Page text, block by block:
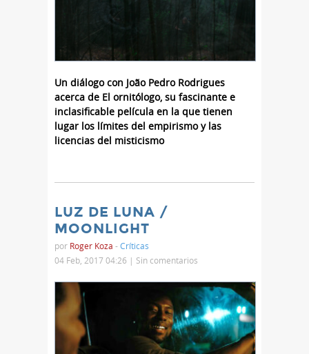
Un diálogo con João Pedro Rodrigues
acerca de El ornitólogo, su fascinante e
inclasificable película en la que tienen
lugar los límites del empirismo y las
licencias del misticismo
LUZ DE LUNA /
MOONLIGHT
por Roger Koza -Críticas
04 Feb, 2017 04:26 | Sin comentarios